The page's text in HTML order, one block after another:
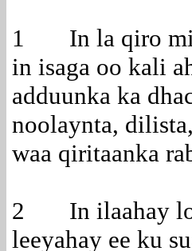
1 In la qiro
in isaga oo kali
adduunka ka
noolaynta,
waa qiritaanka
2 In ilaahay loo
leeyahay ee ku